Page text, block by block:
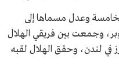
البطولة الخامسة وعدل مسماها إلى
وجمعت بين فريقي الهلال
في لندن، وحقق الهلال لقبه